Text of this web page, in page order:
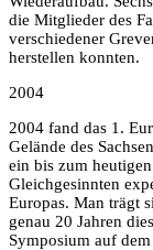
die Mitglieder des
verschiedener
herstellen konnten.
2004
2004 fand das 1.
Gelände des
ein bis zum
Gleichgesinnten
Europas. Man trägt
genau 20 Jahren
Symposium auf